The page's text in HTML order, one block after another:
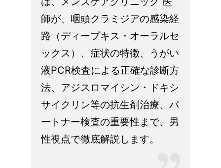
師が、咽頭クラミジアの感染経
路（ディープキス・オーラルセ
ックス）、症状の特徴、うがい
液PCR検査による正確な診断方
法、アジスロマイシン・ドキシ
サイクリン等の抗生剤治療、パ
ートナー検査の重要性まで、男
性視点で徹底解説します。